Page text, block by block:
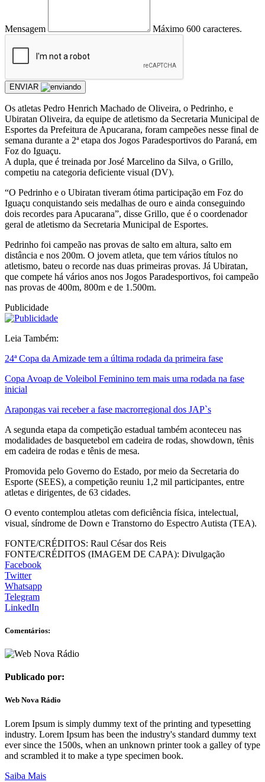
Mensagem Máximo 600 caracteres.
ENVIAR
Os atletas Pedro Henrich Machado de Oliveira, o Pedrinho, e
Ubiratan Oliveira, da equipe de atletismo da Secretaria Municipal de
Esportes da Prefeitura de Apucarana, foram campeões nesse final de
semana durante a 2ª etapa dos Jogos Paradesportivos do Paraná, em
Foz do Iguaçu.
A dupla, que é treinada por José Marcelino da Silva, o Grillo,
competiu na categoria deficiente visual (DV).
“O Pedrinho e o Ubiratan tiveram ótima participação em Foz do
Iguaçu conquistando seis medalhas de ouro e ainda conseguindo
dois recordes para Apucarana”, disse Grillo, que é o coordenador
geral de atletismo da Secretaria Municipal de Esportes.
Pedrinho foi campeão nas provas de salto em altura, salto em
distância e nos 200m. O jovem atleta, que tem vários títulos no
atletismo, bateu o recorde nas duas primeiras provas. Já Ubiratan,
que compete há vários anos nos Jogos Paradesportivos, foi campeão
nas provas de 400m, 800m e de 1.500m.
Publicidade
Leia Também:
24ª Copa da Amizade tem a última rodada da primeira fase
Copa Avoap de Voleibol Feminino tem mais uma rodada na fase
inicial
Arapongas vai receber a fase macrorregional dos JAP`s
A segunda etapa da competição estadual também aconteceu nas
modalidades de basquetebol em cadeira de rodas, showdown, tênis
em cadeira de rodas e tênis de mesa.
Promovida pelo Governo do Estado, por meio da Secretaria do
Esporte (SEES), a competição reuniu 1,2 mil participantes, entre
atletas e dirigentes, de 63 cidades.
O evento contemplou atletas com deficiência física, intelectual,
visual, síndrome de Down e Transtorno do Espectro Autista (TEA).
FONTE/CRÉDITOS: Raul César dos Reis
FONTE/CRÉDITOS (IMAGEM DE CAPA): Divulgação
Facebook
Twitter
Whatsapp
Telegram
LinkedIn
Comentários:
Publicado por:
Web Nova Rádio
Lorem Ipsum is simply dummy text of the printing and typesetting
industry. Lorem Ipsum has been the industry's standard dummy text
ever since the 1500s, when an unknown printer took a galley of type
and scrambled it to make a type specimen book.
Saiba Mais